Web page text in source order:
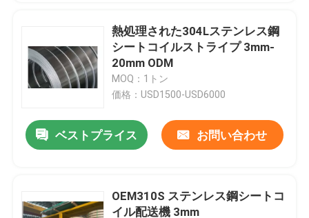
熱処理された304Lステンレス鋼
シートコイルストライプ 3mm-
20mm ODM
MOQ：1トン
価格：USD1500-USD6000
ベストプライス お問い合わせ
OEM310S ステンレス鋼シートコ
イル配送機 3mm